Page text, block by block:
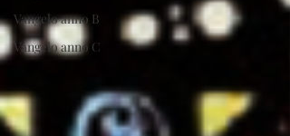
Vangelo anno B
Vangelo anno C